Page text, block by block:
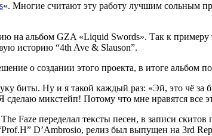
«. Многие считают эту работу лучшим сольным
на альбом GZA «Liquid Swords». Так к примеру
историю “4th Ave & Slauson”.
о создании этого проекта, в итоге альбом
биты. Ну и я такой каждый раз: «Эй, это чё за
сделаю микстейп! Потому что мне нравятся все
The Faze переделал тексты песен, в записи скитов
D’Ambrosio, релиз был выпущен на 3rd